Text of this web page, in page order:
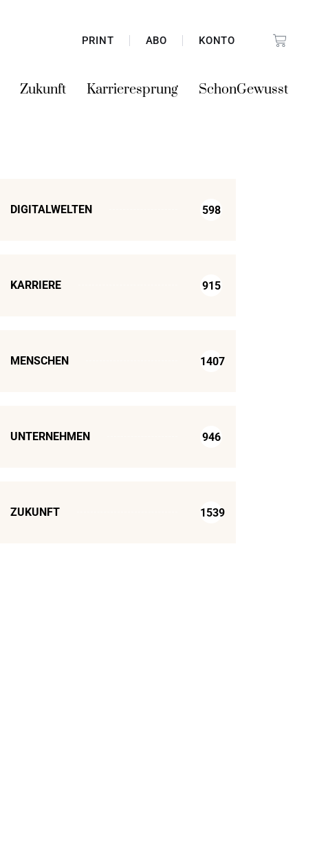
PRINT ABO KONTO
Zukunft Karrieresprung SchonGewusst
DIGITALWELTEN 598
KARRIERE 915
MENSCHEN 1407
UNTERNEHMEN 946
ZUKUNFT 1539